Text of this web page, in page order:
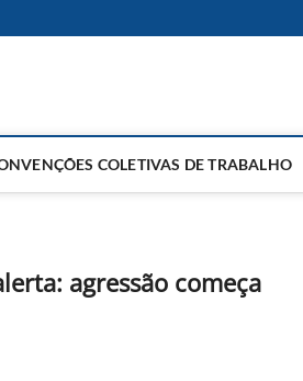
COLETIVAS DE TRABALHO
agressão começa